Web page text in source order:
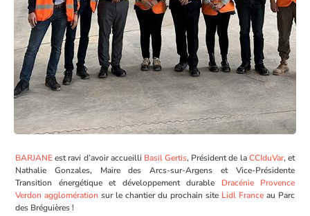
BARJANEest ravi d’avoir accueilli Basil Gertis, Président de laCCIduVar, et
Nathalie Gonzales, Maire des Arcs-sur-Argens et Vice-Présidente
Transition énergétique et développement durable Dracénie Provence
Verdon agglomération sur le chantier du prochain site Lidl France au Parc
des Bréguières !